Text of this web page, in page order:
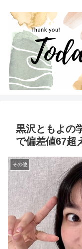
黒沢ともよの
で偏差値67超
その他